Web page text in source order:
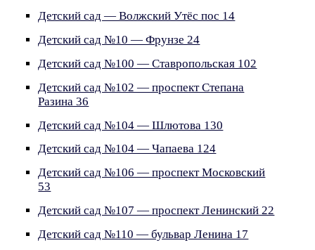
Детский сад — Волжский Утёс пос 14
Детский сад №10 — Фрунзе 24
Детский сад №100 — Ставропольская 102
Детский сад №102 — проспект Степана
Разина 36
Детский сад №104 — Шлютова 130
Детский сад №104 — Чапаева 124
Детский сад №106 — проспект Московский
53
Детский сад №107 — проспект Ленинский 22
Детский сад №110 — бульвар Ленина 17